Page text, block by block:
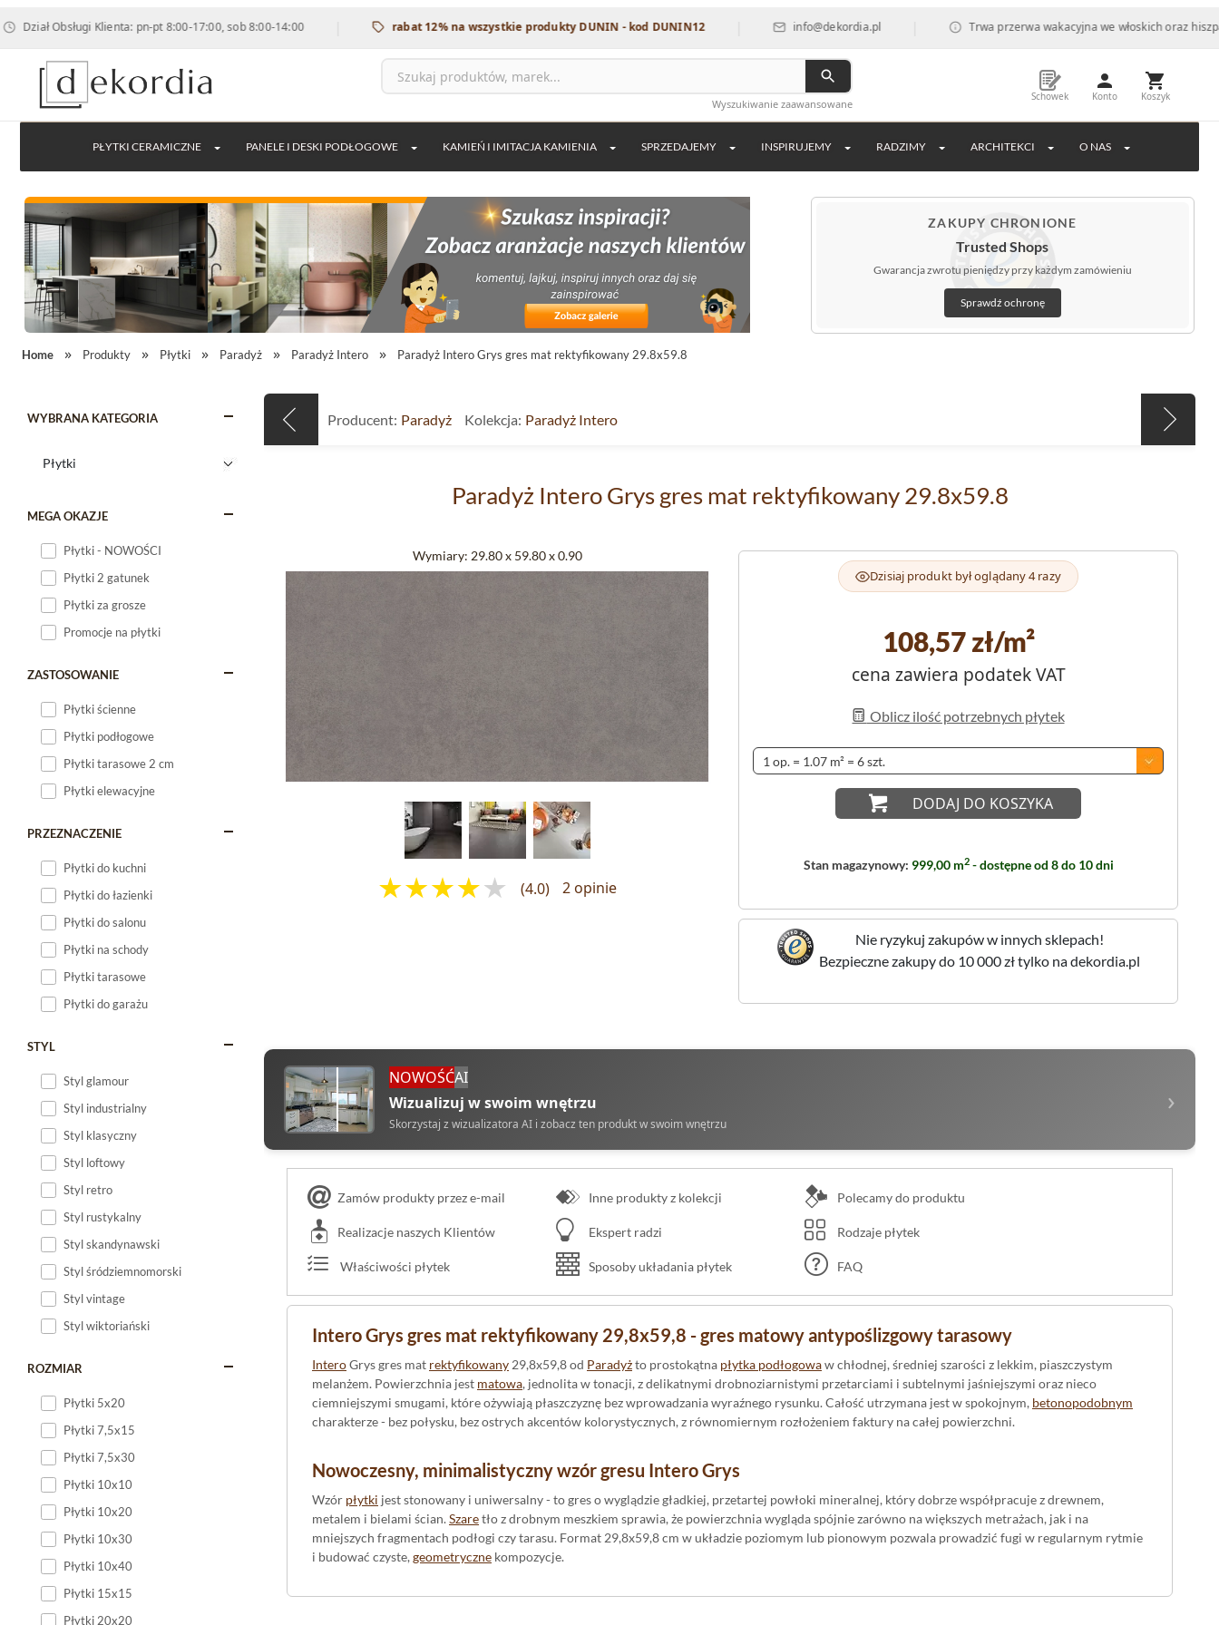
Klienta: pn-pt 8:00-17:00, sob 8:00-14:00 | rabat 12% na wszystkie produkty DUNIN - kod DUNIN12 | info@dekordia.pl | Trwa przerwa wakacyjna we włoskich oraz hiszpańskich
Wyszukiwanie zaawansowane
Schowek Konto Koszyk
PŁYTKI CERAMICZNE PANELE I DESKI PODŁOGOWE KAMIEŃ I IMITACJA KAMIENIA SPRZEDAJEMY INSPIRUJEMY RADZIMY ARCHITEKCI O NAS
ZAKUPY CHRONIONE
Trusted Shops
Gwarancja zwrotu pieniędzy przy każdym zamówieniu
Sprawdź ochronę
Home Produkty Płytki Paradyż Paradyż Intero Paradyż Intero Grys gres mat rektyfikowany 29.8x59.8
WYBRANA KATEGORIA
MEGA OKAZJE
Płytki - NOWOŚCI
Płytki 2 gatunek
Płytki za grosze
Promocje na płytki
ZASTOSOWANIE
Płytki ścienne
Płytki podłogowe
Płytki tarasowe 2 cm
Płytki elewacyjne
PRZEZNACZENIE
Płytki do kuchni
Płytki do łazienki
Płytki do salonu
Płytki na schody
Płytki tarasowe
Płytki do garażu
STYL
Styl glamour
Styl industrialny
Styl klasyczny
Styl loftowy
Styl retro
Styl rustykalny
Styl skandynawski
Styl śródziemnomorski
Styl vintage
Styl wiktoriański
ROZMIAR
Płytki 5x20
Płytki 7,5x15
Płytki 7,5x30
Płytki 10x10
Płytki 10x20
Płytki 10x30
Płytki 10x40
Płytki 15x15
Płytki 20x20
Producent: Paradyż Kolekcja: Paradyż Intero
Paradyż Intero Grys gres mat rektyfikowany 29.8x59.8
Wymiary: 29.80 x 59.80 x 0.90
(4.0) 2 opinie
Dzisiaj produkt był oglądany 4 razy
108,57zł/m²
cena zawiera podatek VAT
Oblicz ilość potrzebnych płytek
DODAJ DO KOSZYKA
Stan magazynowy: 999,00 m2- dostępne od 8 do 10 dni
Nie ryzykuj zakupów w innych sklepach!
Bezpieczne zakupy do 10 000 zł tylko na dekordia.pl
NOWOŚĆAI
Wizualizuj w swoim wnętrzu
Skorzystaj z wizualizatora AI i zobacz ten produkt w swoim wnętrzu
›
Zamów produkty przez e-mail Inne produkty z kolekcji Polecamy do produktu
Realizacje naszych Klientów Ekspert radzi Rodzaje płytek
Właściwości płytek Sposoby układania płytek FAQ
Intero Grys gres mat rektyfikowany 29,8x59,8 - gres matowy antypoślizgowy tarasowy
InteroGrys gres mat rektyfikowany 29,8x59,8 od Paradyżto prostokątna płytka podłogowaw chłodnej, średniej szarości z lekkim, piaszczystym
melanżem. Powierzchnia jest matowa, jednolita w tonacji, z delikatnymi drobnoziarnistymi przetarciami i subtelnymi jaśniejszymi oraz nieco
ciemniejszymi smugami, które ożywiają płaszczyznę bez wprowadzania wyraźnego rysunku. Całość utrzymana jest w spokojnym, betonopodobnym
charakterze - bez połysku, bez ostrych akcentów kolorystycznych, z równomiernym rozłożeniem faktury na całej powierzchni.
Nowoczesny, minimalistyczny wzór gresu Intero Grys
Wzór płytki jest stonowany i uniwersalny - to gres o wyglądzie gładkiej, przetartej powłoki mineralnej, który dobrze współpracuje z drewnem,
metalem i bielami ścian.Szaretło z drobnym meszkiem sprawia, że powierzchnia wygląda spójnie zarówno na większych metrażach, jak i na
mniejszych fragmentach podłogi czy tarasu. Format 29,8x59,8 cm w układzie poziomym lub pionowym pozwala prowadzić fugi w regularnym rytmie
i budować czyste, geometryczne kompozycje.